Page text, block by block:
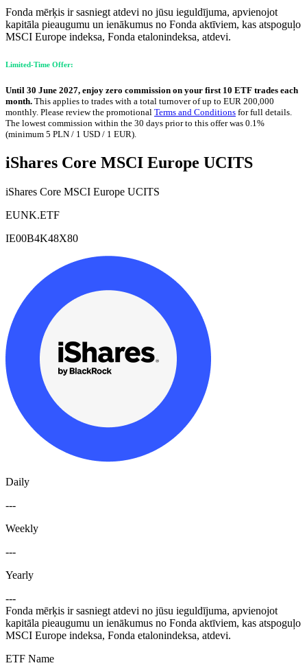
Fonda mērķis ir sasniegt atdevi no jūsu ieguldījuma, apvienojot
kapitāla pieaugumu un ienākumus no Fonda aktīviem, kas atspoguļo
MSCI Europe indeksa, Fonda etalonindeksa, atdevi.
Limited-Time Offer:
Until 30 June 2027, enjoy zero commission on your first 10 ETF trades each
month. This applies to trades with a total turnover of up to EUR 200,000
monthly. Please review the promotional Terms and Conditions for full details.
The lowest commission within the 30 days prior to this offer was 0.1%
(minimum 5 PLN / 1 USD / 1 EUR).
iShares Core MSCI Europe UCITS
iShares Core MSCI Europe UCITS
EUNK.ETF
IE00B4K48X80
Daily
---
Weekly
---
Yearly
---
Fonda mērķis ir sasniegt atdevi no jūsu ieguldījuma, apvienojot
kapitāla pieaugumu un ienākumus no Fonda aktīviem, kas atspoguļo
MSCI Europe indeksa, Fonda etalonindeksa, atdevi.
ETF Name